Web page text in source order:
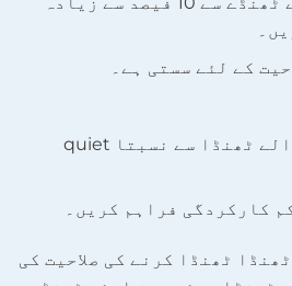
کے لئے سستی ہے۔
ٹھنڈا ہوا سے چلنے والے ٹھنڈا سے نسبتا quiet
کارکردگی فراہم کریں۔
ٹھنڈا کرنے کی صلاحیت کی